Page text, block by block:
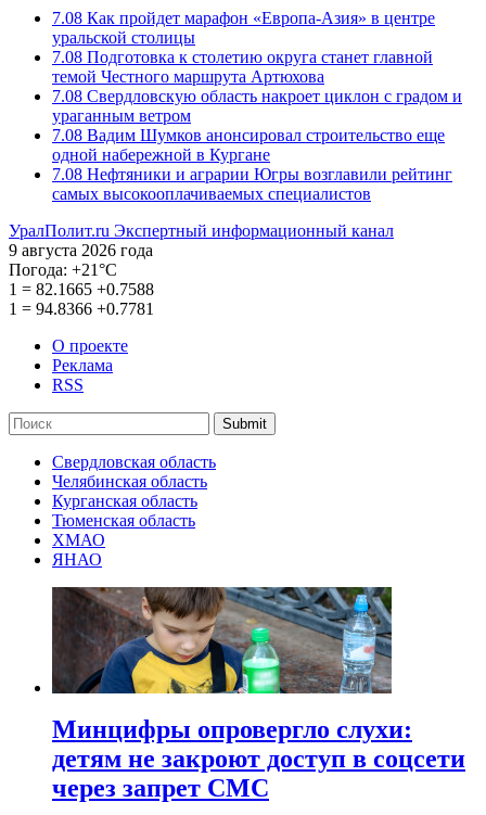
7.08 Как пройдет марафон «Европа-Азия» в центре
уральской столицы
7.08 Подготовка к столетию округа станет главной
темой Честного маршрута Артюхова
7.08 Свердловскую область накроет циклон с градом и
ураганным ветром
7.08 Вадим Шумков анонсировал строительство еще
одной набережной в Кургане
7.08 Нефтяники и аграрии Югры возглавили рейтинг
самых высокооплачиваемых специалистов
УралПолит.ru Экспертный информационный канал
9 августа 2026 года
Погода: +21°С
1 = 82.1665 +0.7588
1 = 94.8366 +0.7781
О проекте
Реклама
RSS
Submit
Свердловская область
Челябинская область
Курганская область
Тюменская область
ХМАО
ЯНАО
Минцифры опровергло слухи:
детям не закроют доступ в соцсети
через запрет СМС